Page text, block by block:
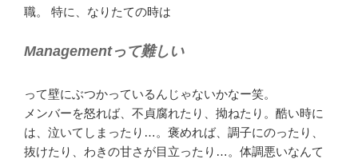
職。 特に、なりたての時は
Managementって難しい
って壁にぶつかっているんじゃないかなー笑。
メンバーを怒れば、不貞腐れたり、拗ねたり。酷い時に
は、泣いてしまったり…。褒めれば、調子にのったり、
抜けたり、わきの甘さが目立ったり…。体調悪いなんて